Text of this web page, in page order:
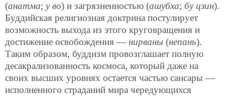
(анатма; у во) и загрязненностью (ашубха; бу цзин).
Буддийская религиозная доктрина постулирует
возможность выхода из этого круговращения и
достижение освобождения — нирваны (непань).
Таким образом, буддизм провозглашает полную
десакрализованность космоса, который даже на
своих высших уровнях остается частью сансары —
исполненного страданий мира чередующихся